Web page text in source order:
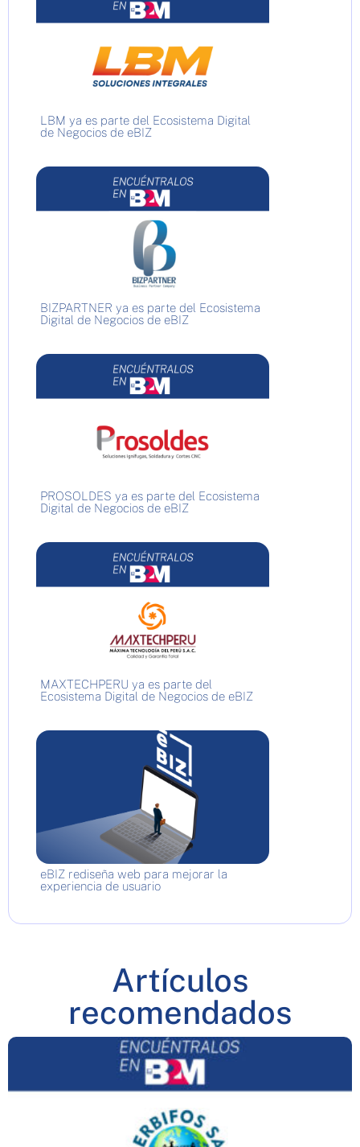
LBM ya es parte del Ecosistema Digital
de Negocios de eBIZ
BIZPARTNER ya es parte del Ecosistema
Digital de Negocios de eBIZ
PROSOLDES ya es parte del Ecosistema
Digital de Negocios de eBIZ
MAXTECHPERU ya es parte del
Ecosistema Digital de Negocios de eBIZ
eBIZ rediseña web para mejorar la
experiencia de usuario
Artículos
recomendados